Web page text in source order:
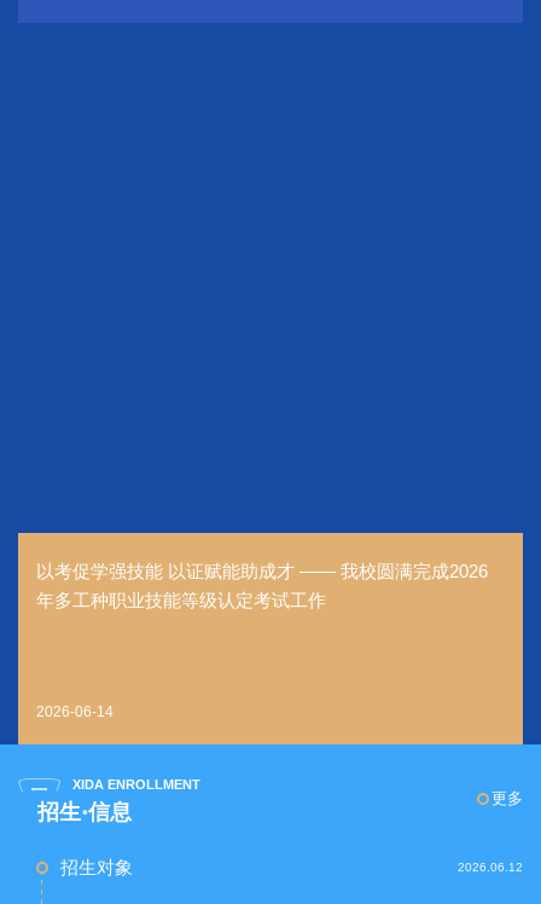
以考促学强技能 以证赋能助成才 —— 我校圆满完成2026
年多工种职业技能等级认定考试工作
2026-06-14
XIDA ENROLLMENT
招生·信息
更多
招生对象 2026.06.12